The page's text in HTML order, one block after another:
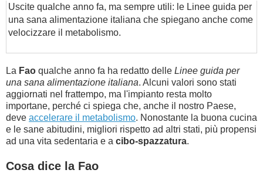
Uscite qualche anno fa, ma sempre utili: le Linee guida per
una sana alimentazione italiana che spiegano anche come
velocizzare il metabolismo.
La Fao qualche anno fa ha redatto delle Linee guida per
una sana alimentazione italiana. Alcuni valori sono stati
aggiornati nel frattempo, ma l'impianto resta molto
importane, perché ci spiega che, anche il nostro Paese,
deve accelerare il metabolismo. Nonostante la buona cucina
e le sane abitudini, migliori rispetto ad altri stati, più propensi
ad una vita sedentaria e a cibo-spazzatura.
Cosa dice la Fao